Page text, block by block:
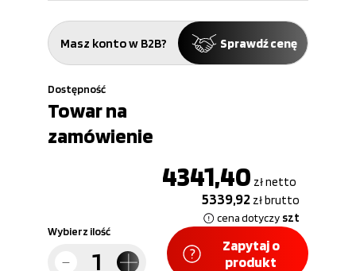
Masz konto w B2B? Sprawdź cenę
Dostępność
Towar na
zamówienie
4341,40 złnetto
5339,92 złbrutto
cena dotyczy szt
Wybierz ilość
Zapytaj o
produkt